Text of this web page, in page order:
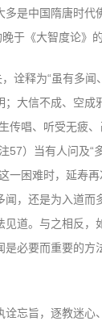
多是中国隋唐时代
于《大智度论》
诠释为“虽有多闻
大信不成、空成
传唱、听受无疲、
57）当有人问及“
一困难时，延寿
闻，还是为入道而
道。与之相反，
是必要而重要的方
诠忘旨，逐教迷心